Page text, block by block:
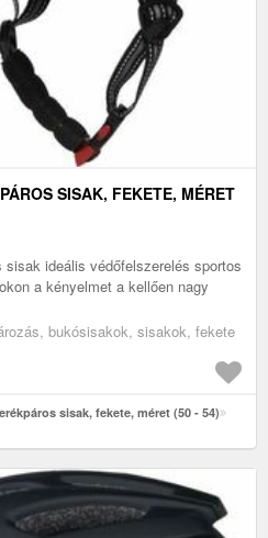
SISAK, FEKETE, MÉRET
ideális védőfelszerelés sportos
a kényelmet a kellően nagy
bukósisakok, sisakok, fekete
sisak, fekete, méret (50 - 54)